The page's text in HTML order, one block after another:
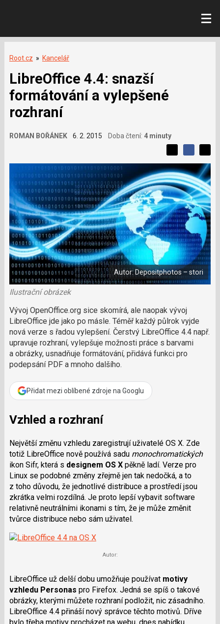
Root.cz » Kancelář
LibreOffice 4.4: snazší
formátování a vylepšené
rozhraní
ROMAN BOŘÁNEK 6. 2. 2015 Doba čtení: 4 minuty
b
í
s
e
v
á
m
č
l
n
e
k
d
p
o
ř
i
S
d
í
l
e
t
S
d
í
l
e
j
t
e
n
F
a
c
e
b
o
o
k
d
í
l
e
j
t
e
n
a
s
í
t
i
X
Autor: Depositphotos – stori
Ilustrační obrázek
Vývoj OpenOffice.org sice skomírá, ale naopak vývoj
LibreOffice jde jako po másle. Téměř každý půlrok vyjde
nová verze s řadou vylepšení. Čerstvý LibreOffice 4.4 např.
upravuje rozhraní, vylepšuje možnosti práce s barvami
a obrázky, usnadňuje formátování, přidává funkci pro
podepsání PDF a mnoho dalšího.
Přidat mezi oblíbené zdroje na Googlu
Vzhled a rozhraní
Největší změnu vzhledu zaregistrují uživatelé OS X. Zde
totiž LibreOffice nově používá sadu monochromatických
ikon Sifr, která s designem OS Xpěkně ladí. Verze pro
Linux se podobné změny zřejmě jen tak nedočká, a to
z toho důvodu, že jednotlivé distribuce a prostředí jsou
zkrátka velmi rozdílná. Je proto lepší vybavit software
relativně neutrálními ikonami s tím, že je může změnit
tvůrce distribuce nebo sám uživatel.
Autor:
LibreOffice už delší dobu umožňuje používat motivy
vzhledu Personas pro Firefox. Jedná se spíš o takové
obrázky, kterými můžete rozhraní podložit, nic zásadního.
LibreOffice 4.4 přináší nový správce těchto motivů. Dříve